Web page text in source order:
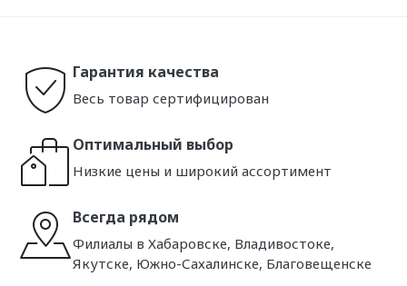
Гарантия качества
Весь товар сертифицирован
Оптимальный выбор
Низкие цены и широкий ассортимент
Всегда рядом
Филиалы в Хабаровске, Владивостоке,
Якутске, Южно-Сахалинске, Благовещенске